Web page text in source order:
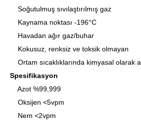
Soğutulmuş sıvılaştırılmış gaz
Kaynama noktası -196°C
Havadan ağır gaz/buhar
Kokusuz, renksiz ve toksik olmayan
Ortam sıcaklıklarında kimyasal olarak
Spesifikasyon
Azot %99,999
Oksijen <5vpm
Nem <2vpm